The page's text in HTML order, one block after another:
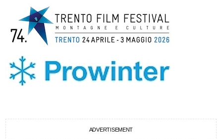
ADVERTISEMENT